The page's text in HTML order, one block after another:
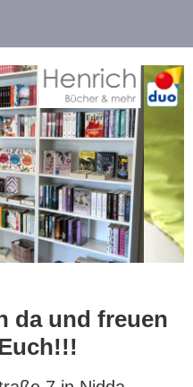
da und freuen